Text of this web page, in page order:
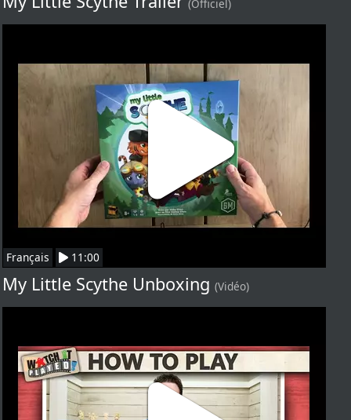
(Officiel)
Français 11:00
My Little Scythe Unboxing (Vidéo)